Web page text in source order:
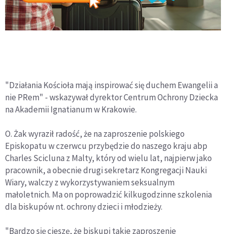
"Działania Kościoła mają inspirować się duchem Ewangelii a
nie PRem" - wskazywał dyrektor Centrum Ochrony Dziecka
na Akademii Ignatianum w Krakowie.
O. Żak wyraził radość, że na zaproszenie polskiego
Episkopatu w czerwcu przybędzie do naszego kraju abp
Charles Scicluna z Malty, który od wielu lat, najpierw jako
pracownik, a obecnie drugi sekretarz Kongregacji Nauki
Wiary, walczy z wykorzystywaniem seksualnym
małoletnich. Ma on poprowadzić kilkugodzinne szkolenia
dla biskupów nt. ochrony dzieci i młodzieży.
"Bardzo się cieszę, że biskupi takie zaproszenie